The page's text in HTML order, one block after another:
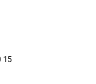
15